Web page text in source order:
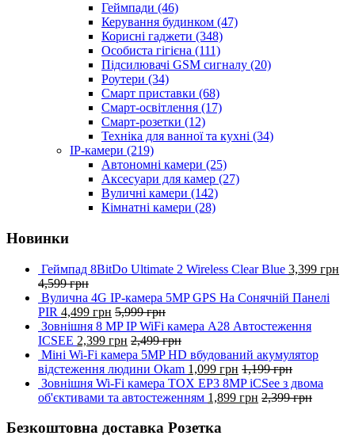
Геймпади (46)
Керування будинком (47)
Корисні гаджети (348)
Особиста гігієна (111)
Підсилювачі GSM сигналу (20)
Роутери (34)
Смарт приставки (68)
Смарт-освітлення (17)
Смарт-розетки (12)
Техніка для ванної та кухні (34)
IP-камери (219)
Автономні камери (25)
Аксесуари для камер (27)
Вуличні камери (142)
Кімнатні камери (28)
Новинки
Геймпад 8BitDo Ultimate 2 Wireless Clear Blue 3,399 грн
4,599грн
Вулична 4G IP-камера 5MP GPS На Сонячній Панелі
PIR 4,499 грн 5,999грн
Зовнішня 8 MP IP WiFi камера A28 Автостеження
ICSEE 2,399 грн 2,499грн
Міні Wi-Fi камера 5MP HD вбудований акумулятор
відстеження людини Okam 1,099 грн 1,199грн
Зовнішня Wi-Fi камера TOX EP3 8MP iCSee з двома
об'єктивами та автостеженням 1,899 грн 2,399грн
Безкоштовна доставка Розетка